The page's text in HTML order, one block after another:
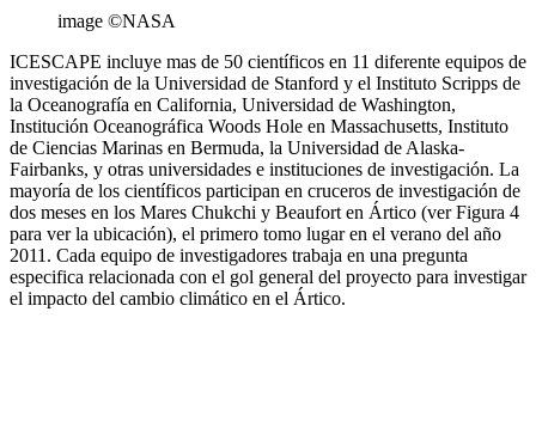
image ©NASA
ICESCAPE incluye mas de 50 científicos en 11 diferente equipos de
investigación de la Universidad de Stanford y el Instituto Scripps de
la Oceanografía en California, Universidad de Washington,
Institución Oceanográfica Woods Hole en Massachusetts, Instituto
de Ciencias Marinas en Bermuda, la Universidad de Alaska-
Fairbanks, y otras universidades e instituciones de investigación. La
mayoría de los científicos participan en cruceros de investigación de
dos meses en los Mares Chukchi y Beaufort en Ártico (ver Figura 4
para ver la ubicación), el primero tomo lugar en el verano del año
2011. Cada equipo de investigadores trabaja en una pregunta
especifica relacionada con el gol general del proyecto para investigar
el impacto del cambio climático en el Ártico.